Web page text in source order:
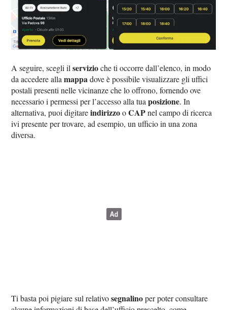
A seguire, scegli ilservizioche ti occorre dall’elenco, in modo
da accedere allamappadove è possibile visualizzare gli uffici
postali presenti nelle vicinanze che lo offrono, fornendo ove
necessario i permessi per l’accesso alla tuaposizione. In
alternativa, puoi digitareindirizzooCAPnel campo di ricerca
ivi presente per trovare, ad esempio, un ufficio in una zona
diversa.
Ti basta poi pigiare sul relativosegnalinoper poter consultare